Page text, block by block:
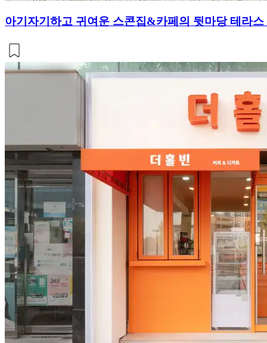
아기자기하고 귀여운 스콘집&카페의 뒷마당 테라스